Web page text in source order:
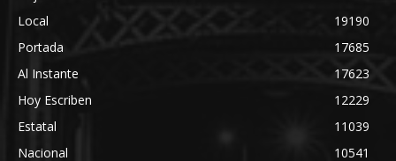
Local
19190
Portada
17685
Al Instante
17623
Hoy Escriben
12229
Estatal
11039
Nacional
10541